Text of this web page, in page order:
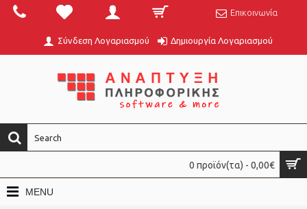
Επικοινωνία
Σύνδεση Λογαριασμού Δημιουργία Λογαριασμού
0 προϊόν(τα) - 0,00€
MENU